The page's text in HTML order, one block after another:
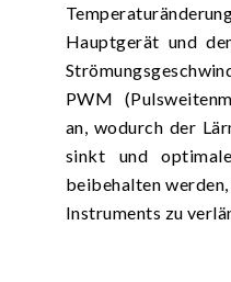
Hauptgerät und
PWM
an, wodurch der
sinkt und
beibehalten
Instruments zu